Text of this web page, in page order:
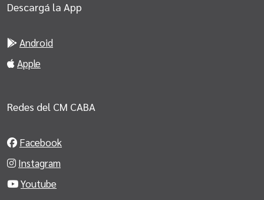
Descargá la App
Android
Apple
Redes del CM CABA
Facebook
Instagram
Youtube